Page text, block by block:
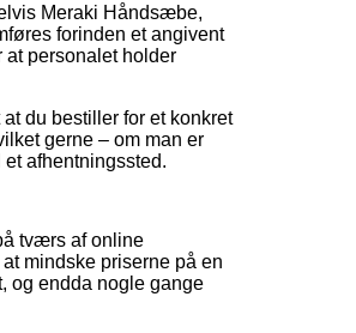
Meraki Håndsæbe,
forinden et angivent
at personalet holder
du bestiller for et konkret
gerne – om man er
afhentningssted.
tværs af online
mindske priserne på en
og endda nogle gange